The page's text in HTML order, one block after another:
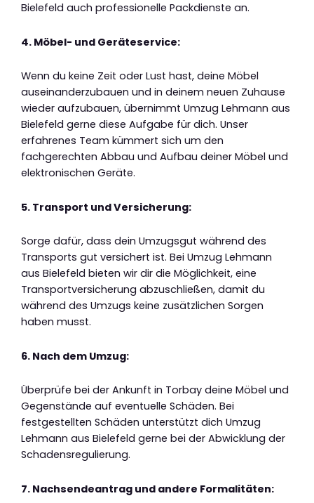
Bielefeld auch professionelle Packdienste an.
4. Möbel- und Geräteservice:
Wenn du keine Zeit oder Lust hast, deine Möbel
auseinanderzubauen und in deinem neuen Zuhause
wieder aufzubauen, übernimmt Umzug Lehmann aus
Bielefeld gerne diese Aufgabe für dich. Unser
erfahrenes Team kümmert sich um den
fachgerechten Abbau und Aufbau deiner Möbel und
elektronischen Geräte.
5. Transport und Versicherung:
Sorge dafür, dass dein Umzugsgut während des
Transports gut versichert ist. Bei Umzug Lehmann
aus Bielefeld bieten wir dir die Möglichkeit, eine
Transportversicherung abzuschließen, damit du
während des Umzugs keine zusätzlichen Sorgen
haben musst.
6. Nach dem Umzug:
Überprüfe bei der Ankunft in Torbay deine Möbel und
Gegenstände auf eventuelle Schäden. Bei
festgestellten Schäden unterstützt dich Umzug
Lehmann aus Bielefeld gerne bei der Abwicklung der
Schadensregulierung.
7. Nachsendeantrag und andere Formalitäten: